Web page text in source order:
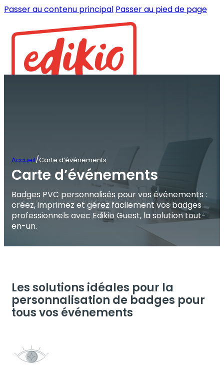
Passer au contenu principal Passer au pied de page
Accueil/Carte d’événements
Carte d’événements
Badges PVC personnalisés pour vos événements :
créez, imprimez et gérez facilement vos badges
professionnels avec Edikio Guest, la solution tout-
en-un.
Les solutions idéales pour la
personnalisation de badges pour
tous vos événements